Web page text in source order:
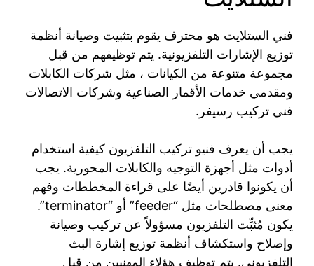
فني الستلايت هو محترف يقوم بتثبيت وصيانة أنظمة
توزيع الإشارات التلفزيونية. يتم توظيفهم من قبل
مجموعة متنوعة من الكيانات ، مثل شركات الكابلات
ومقدمي خدمات الأقمار الصناعية وشركات الاتصالات
فني تركيب رسيفر.
يجب أن يعرف فنيو تركيب التلفزيون كيفية استخدام
أدوات مثل أجهزة التوجيه والكابلات المحورية. يجب
أن يكونوا قادرين أيضًا على قراءة المخططات وفهم
معنى مصطلحات مثل “feeder” أو “terminator”.
يكون مُثبِّت التلفزيون مسؤولاً عن تركيب وصيانة
وإصلاح واستكشاف أنظمة توزيع إشارة البث
التلفزيوني. يتم توظيف هؤلاء المهنيين من قبل